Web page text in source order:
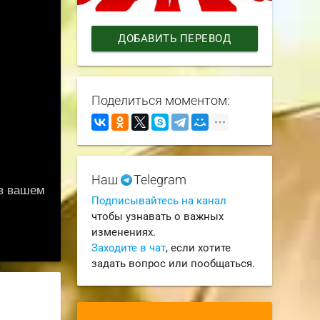
ДОБАВИТЬ ПЕРЕВОД
Поделиться моментом:
Наш Telegram
Подписывайтесь на канал
чтобы узнавать о важных
изменениях.
Заходите в чат, если хотите
задать вопрос или пообщаться.